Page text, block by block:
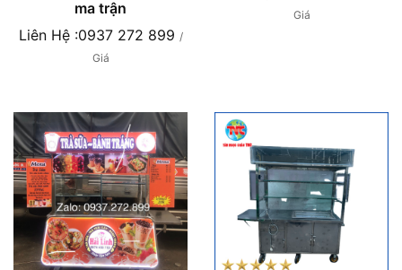
ma trận
Liên Hệ :0937 272 899 /
Giá
Giá